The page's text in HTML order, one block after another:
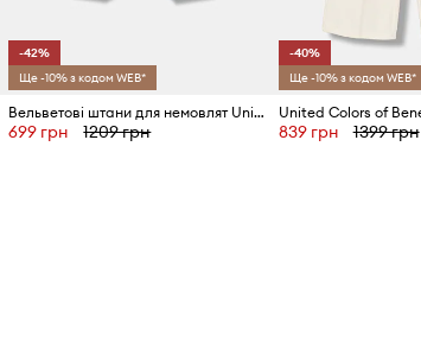
-42%
Ще -10% з кодом WEB*
Вельветові штани для немовлят United Colors of Benetton
699 грн 1209 грн
-40%
Ще -10% з кодом WEB*
839 грн 1399 грн